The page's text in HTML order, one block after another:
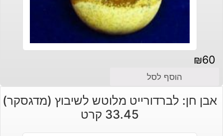
₪60
הוסף לסל
אבן חן: לברדורייט מלוטש לשיבוץ (מדגסקר)
33.45 קרט